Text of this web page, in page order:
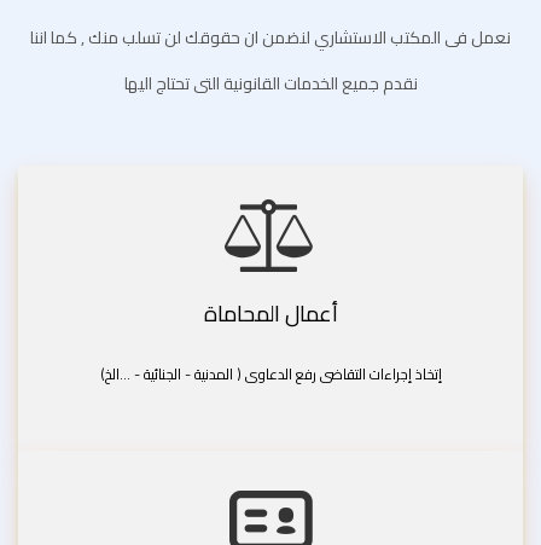
نعمل فى المكتب الاستشاري لنضمن ان حقوقك لن تسلب منك , كما اننا
نقدم جميع الخدمات القانونية التى تحتاج اليها
أعمال المحاماة
إتخاذ إجراءات التقاضى رفع الدعاوى ( المدنية - الجنائية - ...الخ)